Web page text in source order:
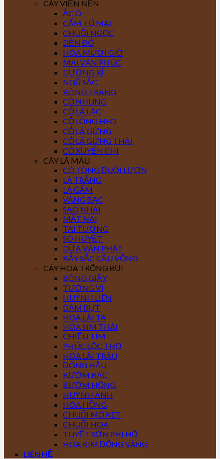
CÂY VIỀN NỀN
ẮC Ó
CẨM TÚ MAI
CHUỖI NGỌC
DỀN ĐỎ
HOA MƯỜI GIỜ
MAI VẠN PHÚC
DƯƠNG XỈ
NGŨ SẮC
BÔNG TRANG
CỎ NHUNG
CỎ LÁ LẠC
CỎ LÔNG HEO
CỎ LÁ GỪNG
CỎ LÁ GỪNG THÁI
CỎ XUYẾN CHI
CÂY LÁ MÀU
CÔ TÒNG ĐUÔI LƯƠN
LÁ TRẮNG
LÁ GẤM
VÀNG BẠC
SAO NHÁI
MẮT NAI
TAI TƯỢNG
SÒ HUYẾT
DỨA VẠN PHÁT
BẢY SẮC CẦU VỒNG
CÂY HOA TRỒNG BỤI
BÔNG GIẤY
TƯỜNG VI
HUỲNH LIÊN
DÂM BỤT
HOA LÀI TA
HOA SIM THÁI
CHIỀU TÍM
PHÚC LỘC THỌ
HOA LÀI TRÂU
ĐÔNG HẦU
BƯỚM BẠC
BƯỚM HỒNG
HUỲNH ANH
HOA HỒNG
CHUỐI MỎ KÉT
CHUỐI HOA
TUYẾT SƠN PHI HỒ
HOA KIM ĐỒNG VÀNG
LIÊN HỆ